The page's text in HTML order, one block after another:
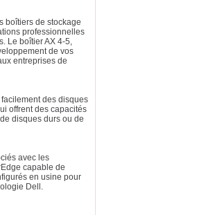
boîtiers de stockage
professionnelles
Le boîtier AX 4-5,
de vos
entreprises de
des disques
offrent des capacités
disques durs ou de
avec les
capable de
en usine pour
Dell.